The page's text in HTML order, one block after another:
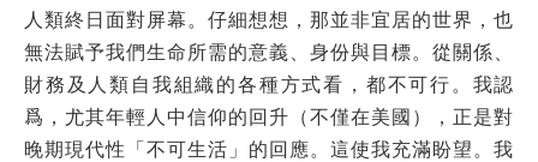
人類終日面對屏幕。仔細想想，那並非宜居的世界，也
無法賦予我們生命所需的意義、身份與目標。從關係、
財務及人類自我組織的各種方式看，都不可行。我認
爲，尤其年輕人中信仰的回升（不僅在美國），正是對
晚期現代性「不可生活」的回應。這使我充滿盼望。我